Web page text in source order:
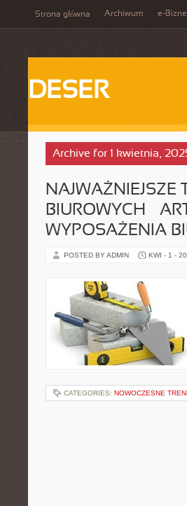
Strona główna Archiwum e-
DESER
Archive for 1 kwietnia,
NAJWAŻNIEJSZE
BIUROWYCH –
WYPOSAŻENIA
POSTED BY ADMIN KWI - 1 -
CATEGORIES: NOWOCZESNE